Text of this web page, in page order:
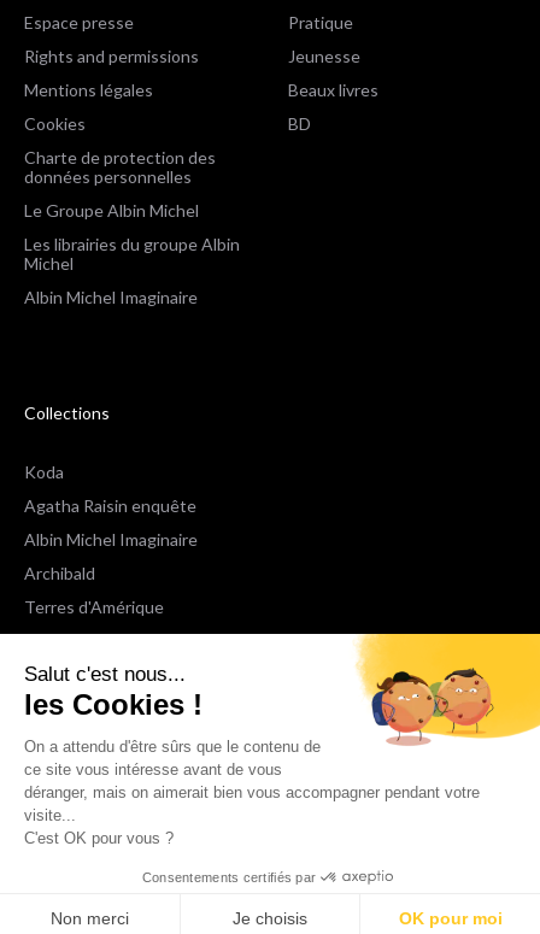
Salut c'est nous...
les Cookies !
On a attendu d'être sûrs que le contenu de
ce site vous intéresse avant de vous
déranger, mais on aimerait bien vous accompagner pendant votre
visite...
C'est OK pour vous ?
Consentements certifiés par
Non merci Je choisis OK pour moi
Espace presse
Rights and permissions
Mentions légales
Cookies
Charte de protection des
données personnelles
Le Groupe Albin Michel
Les librairies du groupe Albin
Michel
Albin Michel Imaginaire
Pratique
Jeunesse
Beaux livres
BD
Collections
Koda
Agatha Raisin enquête
Albin Michel Imaginaire
Archibald
Terres d'Amérique
Espaces Libres Poche
NOX
Wiz
Voir toutes les collections
Nous suivre